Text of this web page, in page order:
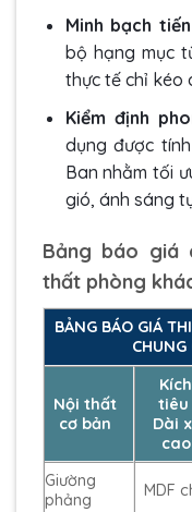
Minh bạch
bộ hạng mục
thực tế chỉ kéo
Kiểm định
dụng được
Ban nhằm tối
gió, ánh sáng
Bảng báo giá
thất phòng
BẢNG BÁO GIÁ
Nội thất
cơ bản
tiêu
Dài
Giường
phảng
MDF